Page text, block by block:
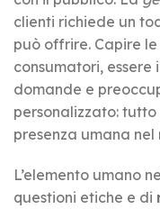
clienti richiede un
può offrire. Capire
consumatori,
domande e
personalizzato:
presenza umana
L’elemento umano
questioni etiche e di